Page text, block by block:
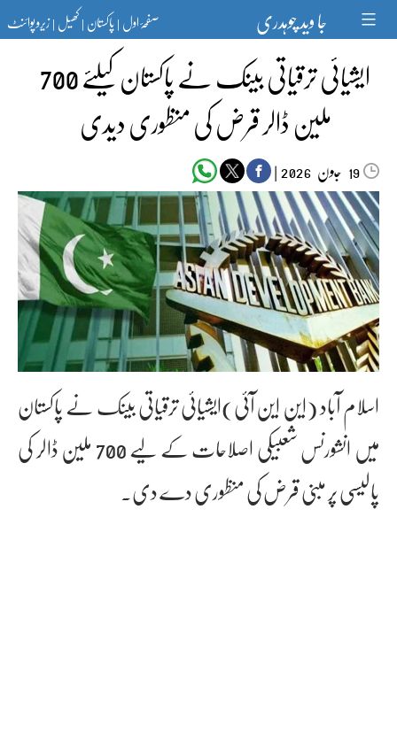
content جا وید چوہدری صفحۂ اول|پاکستان|کھیل|زیرو پوائنٹ
ایشیائی ترقیاتی بینک نے پاکستان کیلئے 700
ملین ڈالر قرض کی منظوری دیدی
19 جون‬‮ |
اسلام آباد (این این آئی)ایشیائی ترقیاتی بینک نے پاکستان
میں انشورنس شعبیکی اصلاحات کے لیے 700 ملین ڈالر کی
پالیسی پر مبنی قرض کی منظوری دے دی۔